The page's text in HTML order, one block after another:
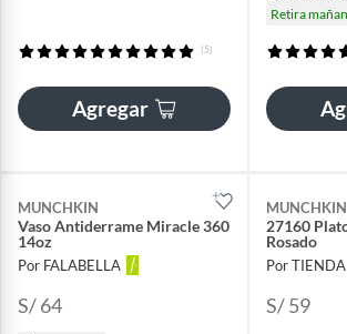
(5)
Agregar
Retira
MUNCHKIN
Vaso Antiderrame Miracle 360
14oz
Por FALABELLA
S/ 64
MUNCHKIN
27160
Rosado
Por
S/ 59